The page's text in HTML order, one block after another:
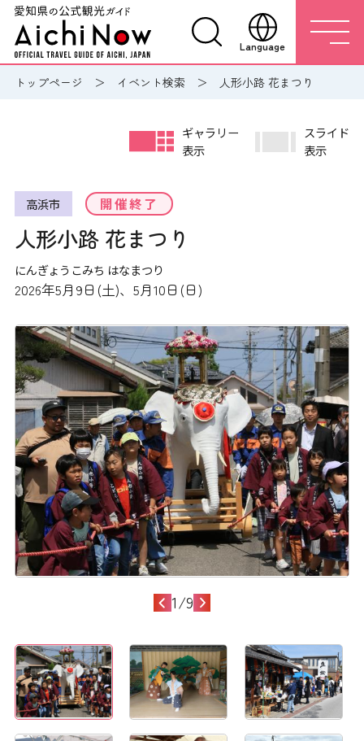
Language
トップページ イベント検索 人形小路 花まつり
高浜市 開催終了
人形小路 花まつり
にんぎょうこみち はなまつり
2026年5月9日(土)、5月10日(日)
ギャラリー
表示
スライド
表示
1/9